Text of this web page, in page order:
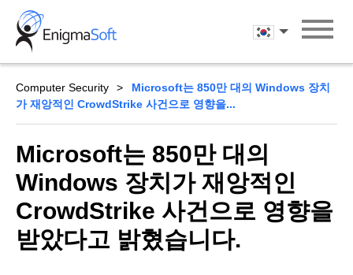
Skip
content
한국어
Computer Security
Microsoft는 850만 대의 Windows 장치
가 재앙적인 CrowdStrike 사건으로 영향을...
Microsoft는 850만 대의
Windows 장치가 재앙적인
CrowdStrike 사건으로 영향을
받았다고 밝혔습니다.